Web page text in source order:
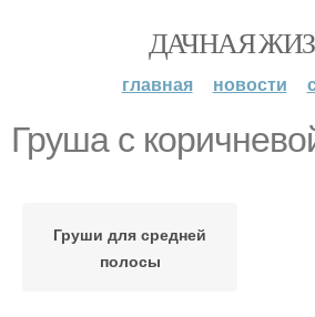
ДАЧНАЯ
главная новости
Груша с
Груши для средней
полосы